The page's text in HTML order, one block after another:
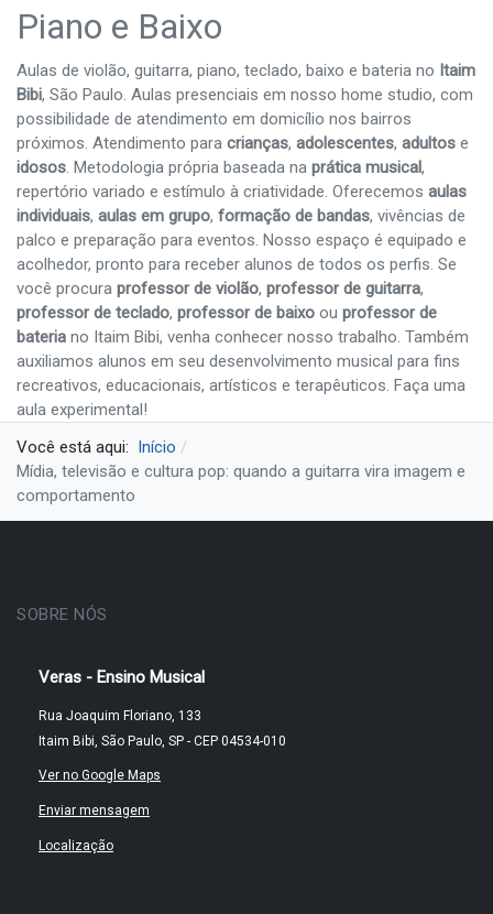
Piano e Baixo
Aulas de violão, guitarra, piano, teclado, baixo e bateria no Itaim
Bibi, São Paulo. Aulas presenciais em nosso home studio, com
possibilidade de atendimento em domicílio nos bairros
próximos. Atendimento para crianças, adolescentes, adultos e
idosos. Metodologia própria baseada na prática musical,
repertório variado e estímulo à criatividade. Oferecemos aulas
individuais, aulas em grupo, formação de bandas, vivências de
palco e preparação para eventos. Nosso espaço é equipado e
acolhedor, pronto para receber alunos de todos os perfis. Se
você procura professor de violão, professor de guitarra,
professor de teclado, professor de baixo ou professor de
bateria no Itaim Bibi, venha conhecer nosso trabalho. Também
auxiliamos alunos em seu desenvolvimento musical para fins
recreativos, educacionais, artísticos e terapêuticos. Faça uma
aula experimental!
Você está aqui: Início
Mídia, televisão e cultura pop: quando a guitarra vira imagem e
comportamento
SOBRE NÓS
Veras - Ensino Musical
Rua Joaquim Floriano, 133
Itaim Bibi, São Paulo, SP - CEP 04534-010
Ver no Google Maps
Enviar mensagem
Localização